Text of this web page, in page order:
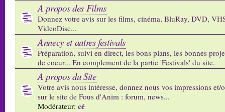
A propos des Films
Donnez votre avis sur les films, cinéma, BluRay, DVD,
VideoDisc...
Annecy et autres festivals
Préparation, suivi en direct, les bons plans, les bonnes
de coeur... En complement de la partie 'Festivals' du site.
A propos du Site
Votre avis nous intéresse, donnez nous vos impressions et/
sur le site de Fous d'Anim : forum, news...
Modérateur: cé